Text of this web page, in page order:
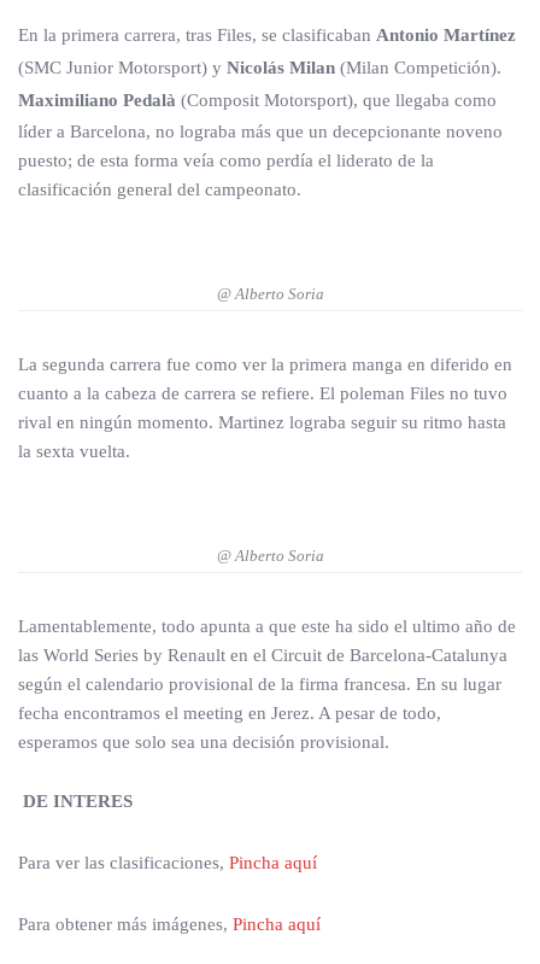
En la primera carrera, tras Files, se clasificaban Antonio Martínez
(SMC Junior Motorsport) y Nicolás Milan (Milan Competición).
Maximiliano Pedalà (Composit Motorsport), que llegaba como
líder a Barcelona, no lograba más que un decepcionante noveno
puesto; de esta forma veía como perdía el liderato de la
clasificación general del campeonato.
@ Alberto Soria
La segunda carrera fue como ver la primera manga en diferido en
cuanto a la cabeza de carrera se refiere. El poleman Files no tuvo
rival en ningún momento. Martinez lograba seguir su ritmo hasta
la sexta vuelta.
@ Alberto Soria
Lamentablemente, todo apunta a que este ha sido el ultimo año de
las World Series by Renault en el Circuit de Barcelona-Catalunya
según el calendario provisional de la firma francesa. En su lugar
fecha encontramos el meeting en Jerez. A pesar de todo,
esperamos que solo sea una decisión provisional.
DE INTERES
Para ver las clasificaciones, Pincha aquí
Para obtener más imágenes, Pincha aquí